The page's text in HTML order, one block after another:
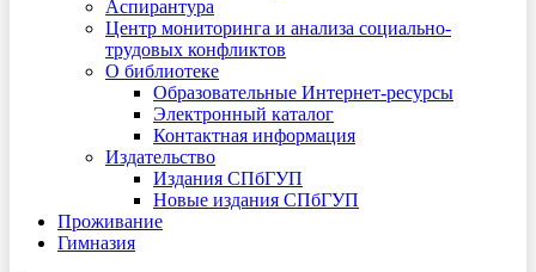
Аспирантура
Центр мониторинга и анализа социально-
трудовых конфликтов
О библиотеке
Образовательные Интернет-ресурсы
Электронный каталог
Контактная информация
Издательство
Издания СПбГУП
Новые издания СПбГУП
Проживание
Гимназия